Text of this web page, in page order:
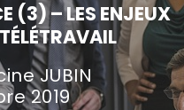
(3) – LES ENJEUX
JUBIN
2019